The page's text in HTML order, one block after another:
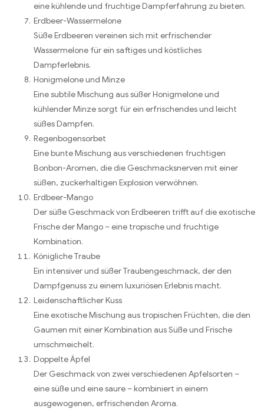
eine kühlende und fruchtige Dampferfahrung zu bieten.
Erdbeer-Wassermelone
Süße Erdbeeren vereinen sich mit erfrischender
Wassermelone für ein saftiges und köstliches
Dampferlebnis.
Honigmelone und Minze
Eine subtile Mischung aus süßer Honigmelone und
kühlender Minze sorgt für ein erfrischendes und leicht
süßes Dampfen.
Regenbogensorbet
Eine bunte Mischung aus verschiedenen fruchtigen
Bonbon-Aromen, die die Geschmacksnerven mit einer
süßen, zuckerhaltigen Explosion verwöhnen.
Erdbeer-Mango
Der süße Geschmack von Erdbeeren trifft auf die exotische
Frische der Mango – eine tropische und fruchtige
Kombination.
Königliche Traube
Ein intensiver und süßer Traubengeschmack, der den
Dampfgenuss zu einem luxuriösen Erlebnis macht.
Leidenschaftlicher Kuss
Eine exotische Mischung aus tropischen Früchten, die den
Gaumen mit einer Kombination aus Süße und Frische
umschmeichelt.
Doppelte Äpfel
Der Geschmack von zwei verschiedenen Apfelsorten –
eine süße und eine saure – kombiniert in einem
ausgewogenen, erfrischenden Aroma.